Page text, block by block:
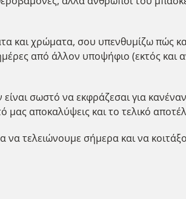
και χρώματα, σου υπενθυμίζω πώς
από άλλον υποψήφιο (εκτός και
σωστό να εκφράζεσαι για
μας αποκαλύψεις και το τελικό
να τελειώνουμε σήμερα και να
μπάσκετ.